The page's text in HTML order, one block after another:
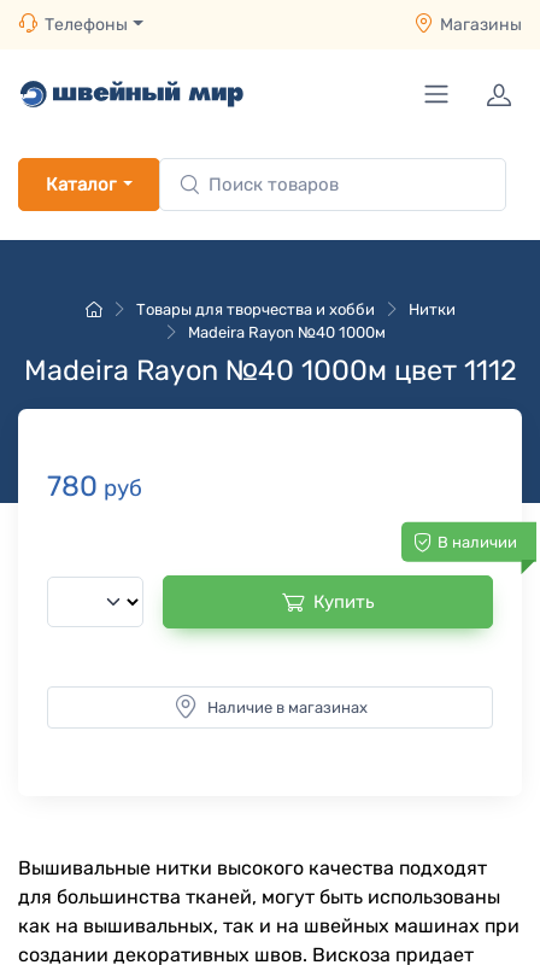
Телефоны Магазины
Каталог
Товары для творчества и хобби
Нитки
Madeira Rayon №40 1000м
Madeira Rayon №40 1000м цвет 1112
780 руб
В наличии
Купить
Наличие в магазинах
Вышивальные нитки высокого качества подходят
для большинства тканей, могут быть использованы
как на вышивальных, так и на швейных машинах при
создании декоративных швов. Вискоза придает